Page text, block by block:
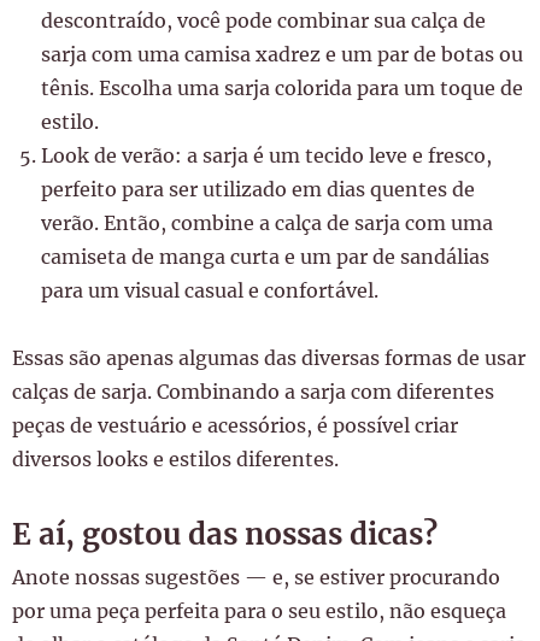
descontraído, você pode combinar sua calça de
sarja com uma camisa xadrez e um par de botas ou
tênis. Escolha uma sarja colorida para um toque de
estilo.
Look de verão: a sarja é um tecido leve e fresco,
perfeito para ser utilizado em dias quentes de
verão. Então, combine a calça de sarja com uma
camiseta de manga curta e um par de sandálias
para um visual casual e confortável.
Essas são apenas algumas das diversas formas de usar
calças de sarja. Combinando a sarja com diferentes
peças de vestuário e acessórios, é possível criar
diversos looks e estilos diferentes.
E aí, gostou das nossas dicas?
Anote nossas sugestões — e, se estiver procurando
por uma peça perfeita para o seu estilo, não esqueça